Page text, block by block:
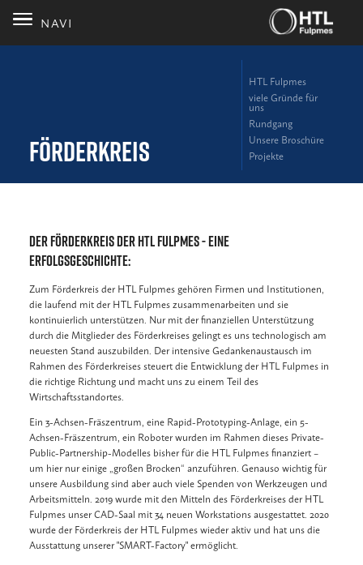
NAVI
Förderkreis
HTL Fulpmes
viele Gründe für
uns
Rundgang
Unsere Broschüre
Projekte
Der Förderkreis der HTL Fulpmes - eine
Erfolgsgeschichte:
Zum Förderkreis der HTL Fulpmes gehören Firmen und Institutionen,
die laufend mit der HTL Fulpmes zusammenarbeiten und sie
kontinuierlich unterstützen. Nur mit der finanziellen Unterstützung
durch die Mitglieder des Förderkreises gelingt es uns technologisch am
neuesten Stand auszubilden. Der intensive Gedankenaustausch im
Rahmen des Förderkreises steuert die Entwicklung der HTL Fulpmes in
die richtige Richtung und macht uns zu einem Teil des
Wirtschaftsstandortes.
Ein 3-Achsen-Fräszentrum, eine Rapid-Prototyping-Anlage, ein 5-
Achsen-Fräszentrum, ein Roboter wurden im Rahmen dieses Private-
Public-Partnership-Modelles bisher für die HTL Fulpmes finanziert –
um hier nur einige „großen Brocken“ anzuführen. Genauso wichtig für
unsere Ausbildung sind aber auch viele Spenden von Werkzeugen und
Arbeitsmitteln. 2019 wurde mit den Mitteln des Förderkreises der HTL
Fulpmes unser CAD-Saal mit 34 neuen Workstations ausgestattet. 2020
wurde der Förderkreis der HTL Fulpmes wieder aktiv und hat uns die
Ausstattung unserer "SMART-Factory" ermöglicht.